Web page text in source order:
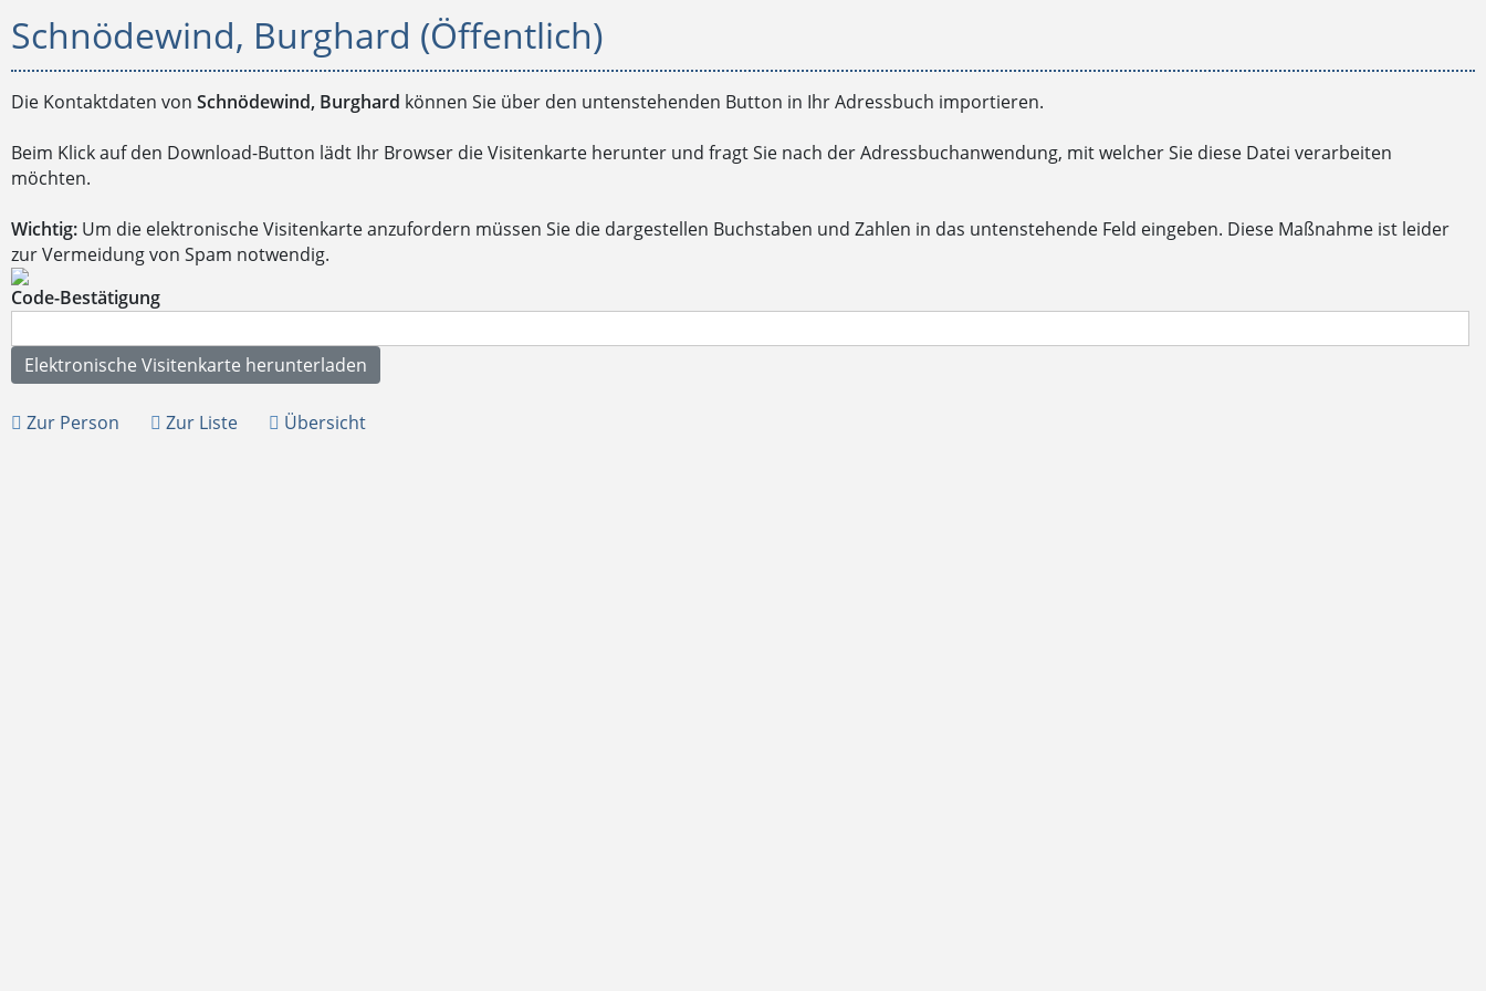
Schnödewind, Burghard (Öffentlich)
Die Kontaktdaten von Schnödewind, Burghard können Sie über den untenstehenden Button in Ihr Adressbuch importieren.
Beim Klick auf den Download-Button lädt Ihr Browser die Visitenkarte herunter und fragt Sie nach der Adressbuchanwendung, mit welcher Sie diese Datei verarbeiten
möchten.
Wichtig: Um die elektronische Visitenkarte anzufordern müssen Sie die dargestellen Buchstaben und Zahlen in das untenstehende Feld eingeben. Diese Maßnahme ist leider
zur Vermeidung von Spam notwendig.
Code-Bestätigung
Zur Person Zur Liste Übersicht